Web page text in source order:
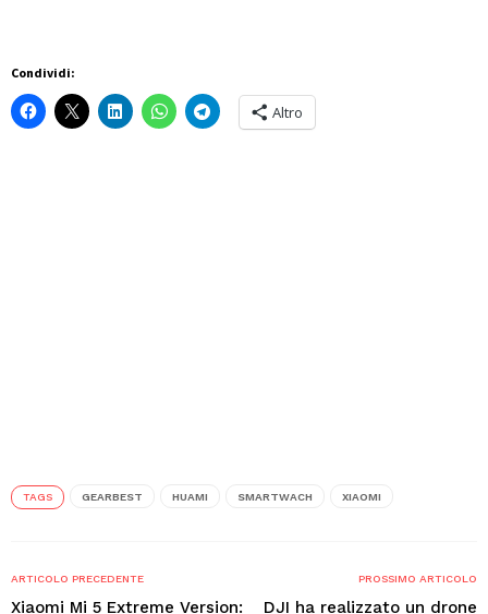
Condividi:
Altro
TAGS GEARBEST HUAMI SMARTWACH XIAOMI
ARTICOLO PRECEDENTE
Xiaomi Mi 5 Extreme Version:
PROSSIMO ARTICOLO
DJI ha realizzato un drone